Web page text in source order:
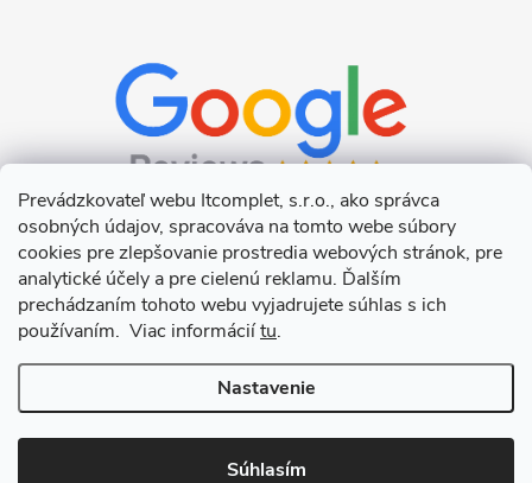
Prevádzkovateľ webu Itcomplet, s.r.o., ako správca
osobných údajov, spracováva na tomto webe súbory
cookies pre zlepšovanie prostredia webových stránok, pre
analytické účely a pre cielenú reklamu. Ďalším
prechádzaním tohoto webu vyjadrujete súhlas s ich
používaním. Viac informáciítu.
Nastavenie
Súhlasím
Copyright 2026Itcomplet s.r.o.. Všetky práva vyhradené.Upraviť
nastavenie cookies